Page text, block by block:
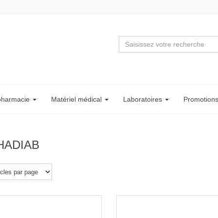
Matériel médical Laboratoires Promotions